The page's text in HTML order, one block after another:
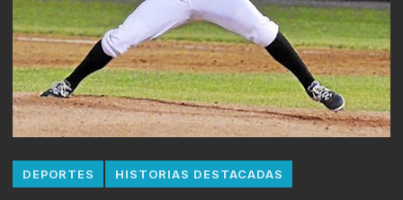
DEPORTES HISTORIAS DESTACADAS